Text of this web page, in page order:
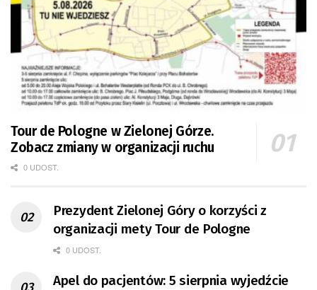
Tour de Pologne w Zielonej Górze.
Zobacz zmiany w organizacji ruchu
0 UDOST.
Prezydent Zielonej Góry o korzyści z
organizacji mety Tour de Pologne
0 UDOST.
Apel do pacjentów: 5 sierpnia wyjedźcie